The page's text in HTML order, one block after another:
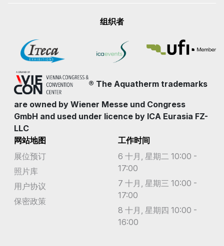
组织者
® The Aquatherm trademarks
are owned by Wiener Messe und Congress
GmbH and used under licence by ICA Eurasia FZ-
LLC
网站地图
展位预订
照片库
用户协议
保密政策
工作时间
6 十月, 星期二 10:00 -
17:00
7 十月, 星期三 10:00 -
17:00
8 十月, 星期四 10:00 -
16:00